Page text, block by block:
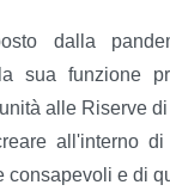
dalla
sua funzione
alle Riserve
all'interno di
consapevoli e di